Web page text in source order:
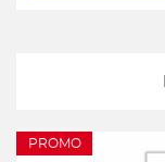
PROMO